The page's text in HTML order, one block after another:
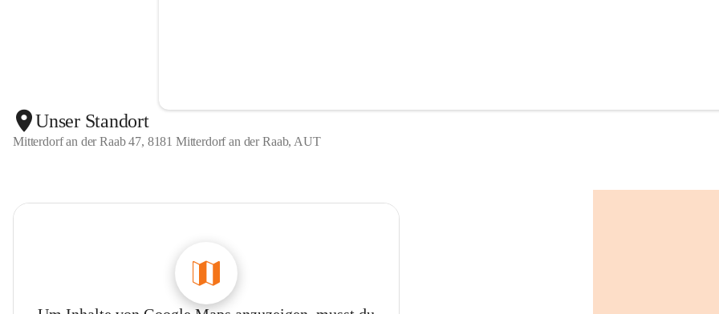
Unser Standort
Mitterdorf an der Raab 47, 8181 Mitterdorf an der Raab, AUT